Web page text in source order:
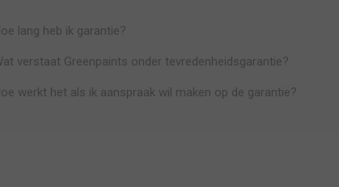
lang heb ik garantie?
verstaat Greenpaints onder tevredenheidsgarantie?
werkt het als ik aanspraak wil maken op de garantie?